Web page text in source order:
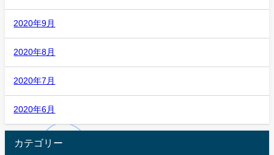
2020年9月
2020年8月
2020年7月
2020年6月
カテゴリー